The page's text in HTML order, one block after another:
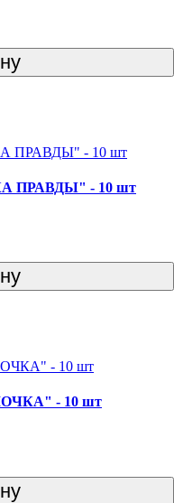
ПРАВДЫ" - 10 шт
- 10 шт